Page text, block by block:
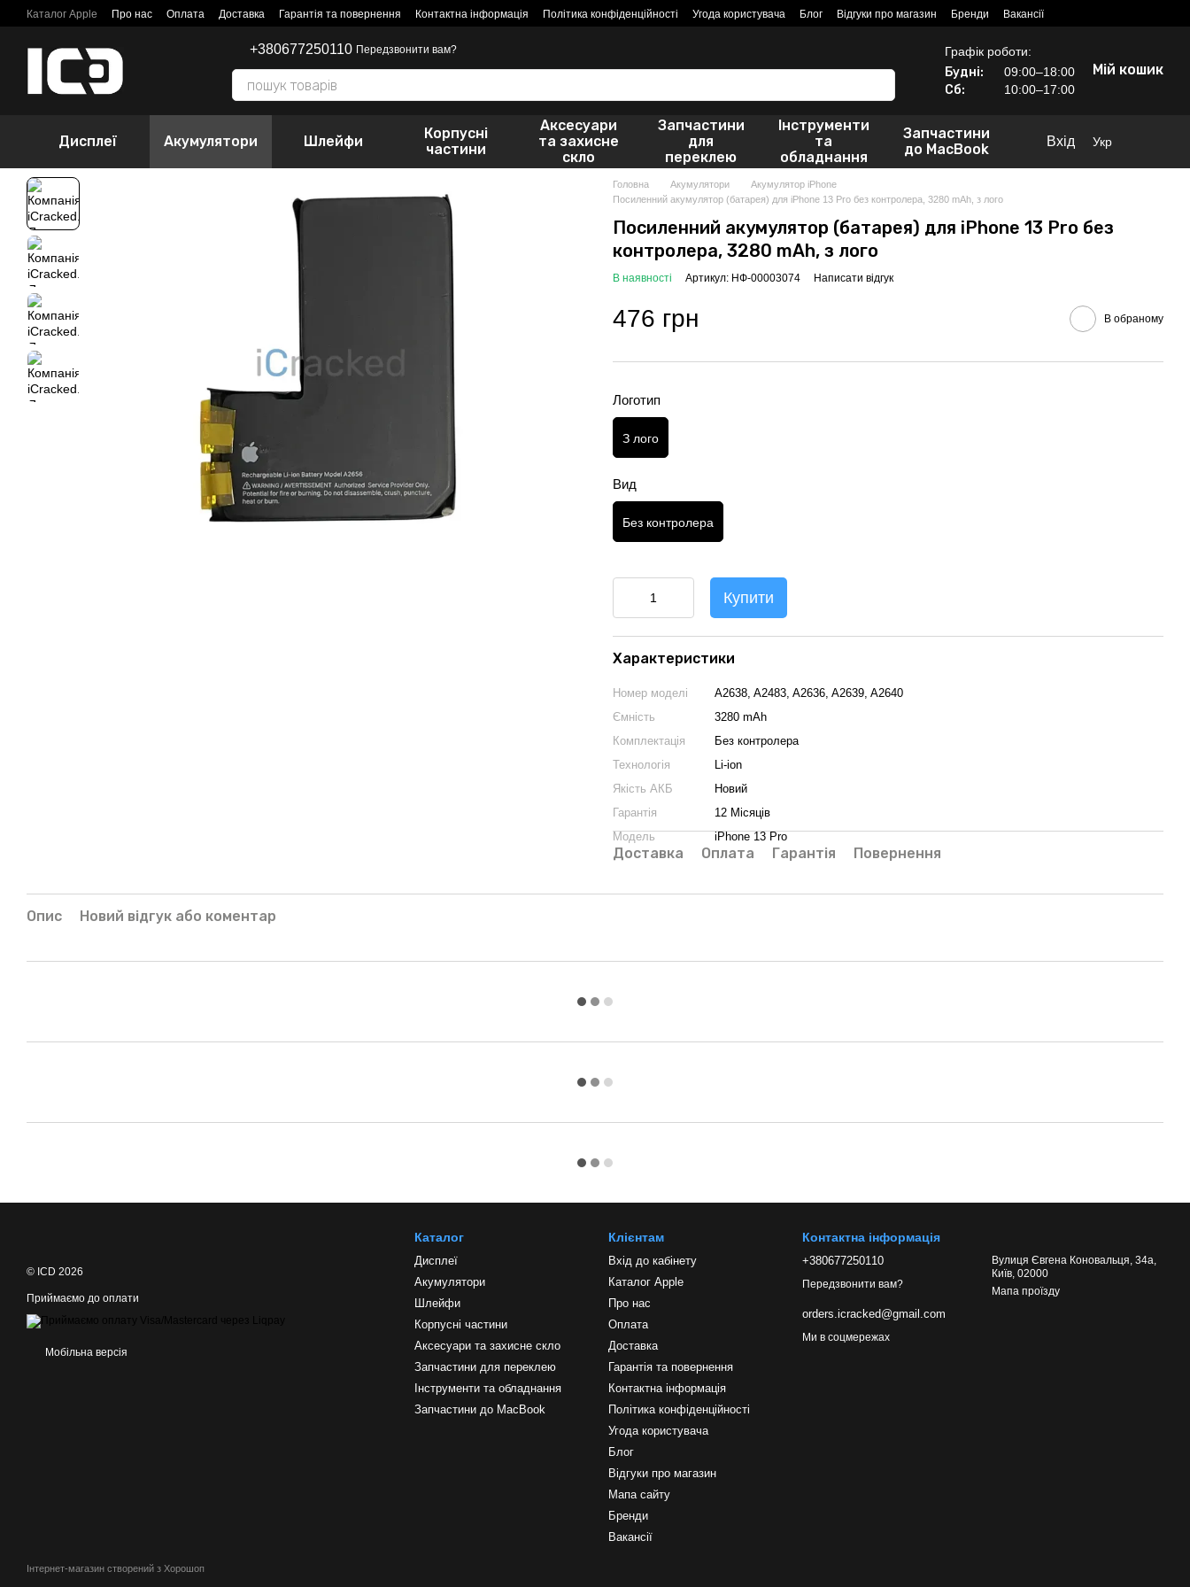
Перейти до основного контенту
Каталог Apple Про нас Оплата Доставка Гарантія та повернення Контактна інформація Політика конфіденційності Угода користувача Блог Відгуки про магазин Бренди Вакансії
+380677250110 Передзвонити вам? Графік роботи:
Будні: 09:00–18:00
Сб: 10:00–17:00
Мій кошик
Дисплеї Акумулятори Шлейфи
Корпусні
частини
Аксесуари
та захисне
скло
Запчастини
для
переклею
Інструменти
та
обладнання
Запчастини
до MacBook
Вхід Укр
Головна Акумулятори
Акумулятор iPhone
Посиленний акумулятор (батарея) для iPhone 13 Pro без контролера, 3280 mAh, з лого
Посиленний акумулятор (батарея) для iPhone 13 Pro без
контролера, 3280 mAh, з лого
В наявності Артикул: НФ-00003074 Написати відгук
476 грн В обраному
Логотип
З лого
Вид
Без контролера
Купити
Характеристики
Номер моделі
A2638, A2483, A2636, A2639, A2640
Ємність
3280 mAh
Комплектація
Без контролера
Технологія
Li-ion
Якість АКБ
Новий
Гарантія
12 Місяців
Модель
iPhone 13 Pro
Доставка Оплата Гарантія Повернення
Опис Новий відгук або коментар
© ICD 2026
Приймаємо до оплати
Мобільна версія
Інтернет-магазин створений з Хорошоп
Каталог
Дисплеї
Акумулятори
Шлейфи
Корпусні частини
Аксесуари та захисне скло
Запчастини для переклею
Інструменти та обладнання
Запчастини до MacBook
Клієнтам
Вхід до кабінету
Каталог Apple
Про нас
Оплата
Доставка
Гарантія та повернення
Контактна інформація
Політика конфіденційності
Угода користувача
Блог
Відгуки про магазин
Мапа сайту
Бренди
Вакансії
Контактна інформація
+380677250110
Передзвонити вам?
orders.icracked@gmail.com
Вулиця Євгена Коновальця, 34а,
Київ, 02000
Мапа проїзду
Ми в соцмережах